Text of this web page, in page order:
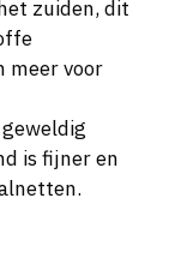
voor
is fijner en